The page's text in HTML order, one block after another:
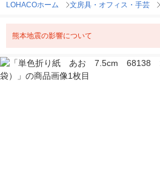
LOHACOホーム 文房具・オフィス・手芸
熊本地震の影響について